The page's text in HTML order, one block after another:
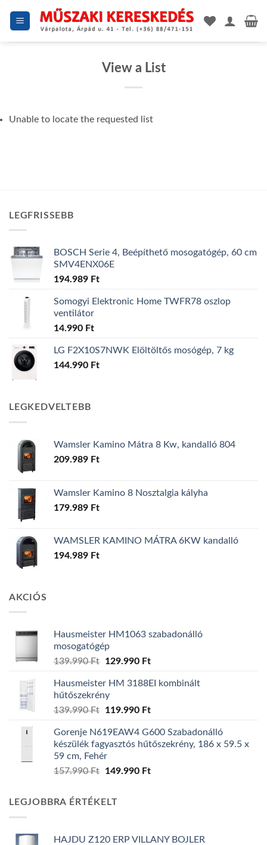
View a List
Unable to locate the requested list
LEGFRISSEBB
BOSCH Serie 4, Beépíthető mosogatógép, 60 cm
SMV4ENX06E
194.989 Ft
Somogyi Elektronic Home TWFR78 oszlop
ventilátor
14.990 Ft
LG F2X10S7NWK Elöltöltős mosógép, 7 kg
144.990 Ft
LEGKEDVELTEBB
Wamsler Kamino Mátra 8 Kw, kandalló 804
209.989 Ft
Wamsler Kamino 8 Nosztalgia kályha
179.989 Ft
WAMSLER KAMINO MÁTRA 6KW kandalló
194.989 Ft
AKCIÓS
Hausmeister HM1063 szabadonálló
mosogatógép
139.990Ft
Original
was:
139.990 Ft.
129.990 FtCurrent
is:
Hausmeister HM 3188EI kombinált
hűtőszekrény
139.990Ft
Original
was:
139.990 Ft.
119.990 FtCurrent
is:
119.990 Ft.
Gorenje N619EAW4 G600 Szabadonálló
készülék fagyasztós hűtőszekrény, 186 x 59.5 x
59 cm, Fehér
157.990Ft
Original
157.990 Ft.
149.990 FtCurrent
LEGJOBBRA ÉRTÉKELT
HAJDU Z120 ERP VILLANY BOJLER